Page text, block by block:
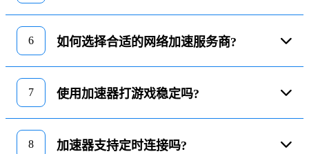
6 如何选择合适的网络加速服务商?
7 使用加速器打游戏稳定吗?
8 加速器支持定时连接吗?